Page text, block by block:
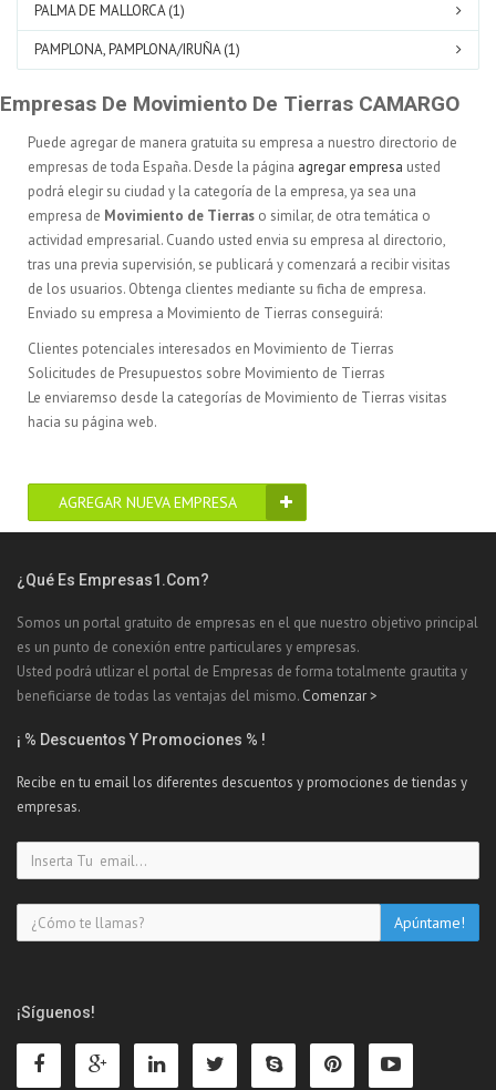
PALMA DE MALLORCA (1)
PAMPLONA, PAMPLONA/IRUÑA (1)
Empresas De Movimiento De Tierras CAMARGO
Puede agregar de manera gratuita su empresa a nuestro directorio de
empresas de toda España. Desde la página agregar empresa usted
podrá elegir su ciudad y la categoría de la empresa, ya sea una
empresa de Movimiento de Tierras o similar, de otra temática o
actividad empresarial. Cuando usted envia su empresa al directorio,
tras una previa supervisión, se publicará y comenzará a recibir visitas
de los usuarios. Obtenga clientes mediante su ficha de empresa.
Enviado su empresa a Movimiento de Tierras conseguirá:
Clientes potenciales interesados en Movimiento de Tierras
Solicitudes de Presupuestos sobre Movimiento de Tierras
Le enviaremso desde la categorías de Movimiento de Tierras visitas
hacia su página web.
AGREGAR NUEVA EMPRESA
¿Qué Es Empresas1.com?
Somos un portal gratuito de empresas en el que nuestro objetivo principal
es un punto de conexión entre particulares y empresas.
Usted podrá utlizar el portal de Empresas de forma totalmente grautita y
beneficiarse de todas las ventajas del mismo. Comenzar >
¡ % Descuentos Y Promociones % !
Recibe en tu email los diferentes descuentos y promociones de tiendas y
empresas.
¡Síguenos!